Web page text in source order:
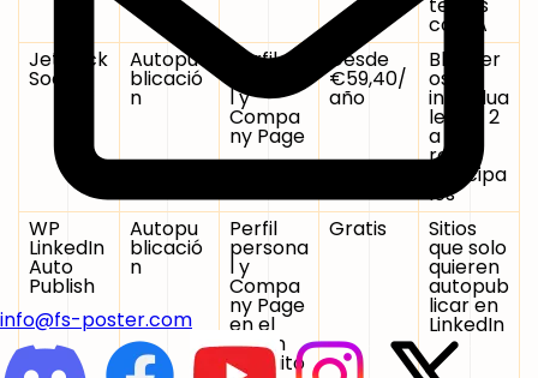
info@fs-poster.com
con IA
Jetpack
Social
Autopu
blicació
n
Perfil
l y
Compa
ny Page
Desde
€59,40/
año
Bloguer
os
individua
les en 2
a 4
redes
principa
les
WP
LinkedIn
Auto
Publish
Autopu
blicació
n
Perfil
persona
l y
Compa
ny Page
en el
plugin
gratuito
Gratis Sitios
que solo
quieren
autopub
licar en
LinkedIn